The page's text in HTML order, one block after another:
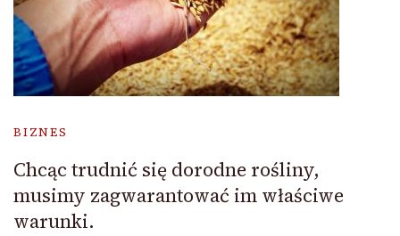
BIZNES
Chcąc trudnić się dorodne rośliny,
musimy zagwarantować im właściwe
warunki.